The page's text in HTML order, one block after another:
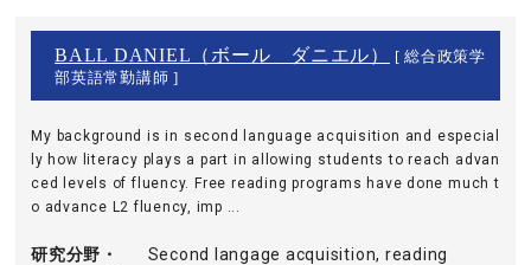
BALL DANIEL（ボール ダニエル）
[ 総合政策学
部英語常勤講師 ]
My background is in second language acquisition and especial
ly how literacy plays a part in allowing students to reach advan
ced levels of fluency. Free reading programs have done much t
o advance L2 fluency, imp ...
研究分野・
Second langage acquisition, reading